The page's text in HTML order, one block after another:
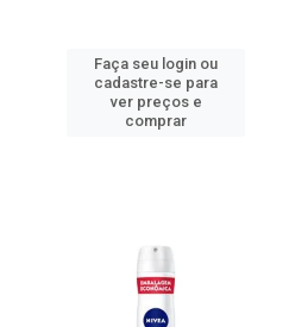
Faça seu login ou
cadastre-se para
ver preços e
comprar